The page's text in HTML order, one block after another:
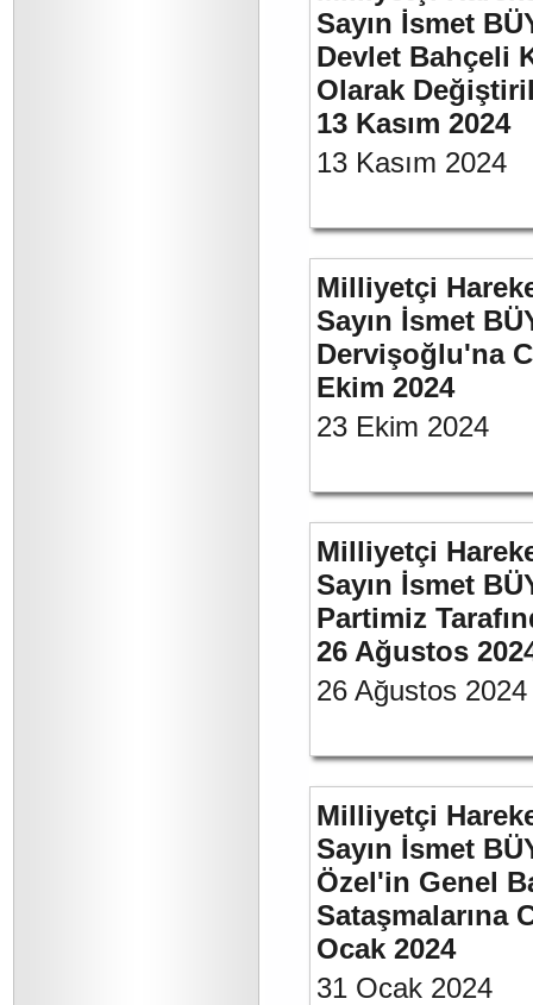
Sayın İsmet
Devlet Bahçeli
Olarak
13 Kasım 2024
13 Kasım 2024
Milliyetçi
Sayın İsmet
Dervişoğlu'na
Ekim 2024
23 Ekim 2024
Milliyetçi
Sayın İsmet
Partimiz
26 Ağustos
26 Ağustos 2024
Milliyetçi
Sayın İsmet
Özel'in Genel
Sataşmalarına
Ocak 2024
31 Ocak 2024